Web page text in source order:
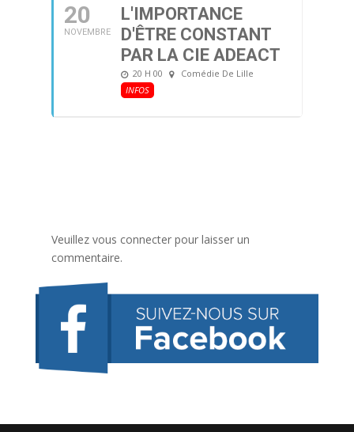
20
NOVEMBRE
L'IMPORTANCE
D'ÊTRE CONSTANT
PAR LA CIE ADEACT
20 H 00
Comédie De Lille
INFOS
Veuillez vous connecter pour laisser un
commentaire.